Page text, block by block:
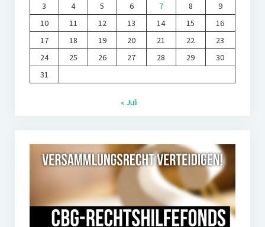
3
4 5 6 7 8
9
10
11 12 13 14 15
16
17
18 19 20 21 22
23
24
25 26 27 28 29
30
31
« Juli